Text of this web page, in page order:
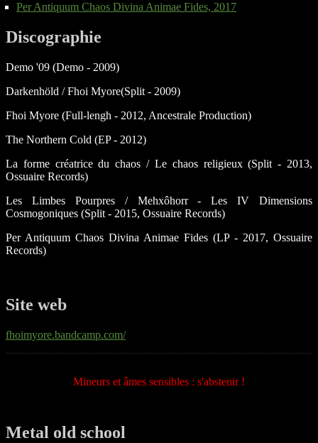
Per Antiquum Chaos Divina Animae Fides, 2017
Discographie
Demo '09 (Demo - 2009)
Darkenhöld / Fhoi Myore(Split - 2009)
Fhoi Myore (Full-lengh - 2012, Ancestrale Production)
The Northern Cold (EP - 2012)
La forme créatrice du chaos / Le chaos religieux (Split - 2013,
Ossuaire Records)
Les Limbes Pourpres / Mehxôhorr - Les IV Dimensions
Cosmogoniques (Split - 2015, Ossuaire Records)
Per Antiquum Chaos Divina Animae Fides (LP - 2017, Ossuaire
Records)
Site web
fhoimyore.bandcamp.com/
Mineurs et âmes sensibles : s'abstenir !
Metal old school